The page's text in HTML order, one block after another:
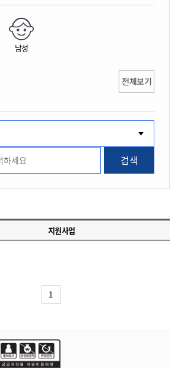
남성
전체보기
검색
지원사업
1